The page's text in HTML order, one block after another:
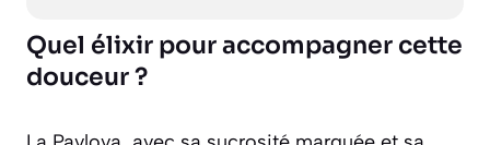
Quel élixir pour accompagner cette
douceur ?